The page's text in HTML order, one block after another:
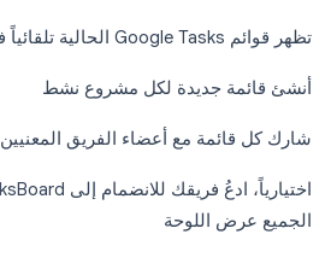
تظهر قوائم Google Tasks الحالية تلقائياً في عرض اللوحة
أنشئ قائمة جديدة لكل مشروع نشط
شارك كل قائمة مع أعضاء الفريق المعنيين
الجميع عرض اللوحة